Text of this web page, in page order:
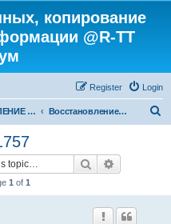
копирование
@R-TT
Login
Register
ВОССТАНОВЛЕНИЕ ДАННЫХ И УДАЛЕННЫХ ФАЙЛОВ Восстановление данных
Search
1 of 1